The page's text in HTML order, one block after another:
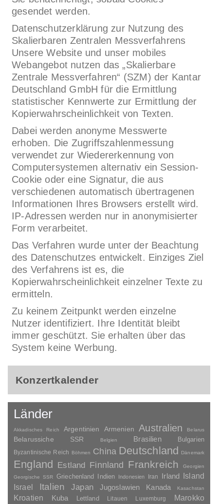
gesendet werden.
Datenschutzerklärung zur Nutzung des
Skalierbaren Zentralen Messverfahrens
Unsere Website und unser mobiles
Webangebot nutzen das „Skalierbare
Zentrale Messverfahren“ (SZM) der Kantar
Deutschland GmbH für die Ermittlung
statistischer Kennwerte zur Ermittlung der
Kopierwahrscheinlichkeit von Texten.
Dabei werden anonyme Messwerte
erhoben. Die Zugriffszahlenmessung
verwendet zur Wiedererkennung von
Computersystemen alternativ ein Session-
Cookie oder eine Signatur, die aus
verschiedenen automatisch übertragenen
Informationen Ihres Browsers erstellt wird.
IP-Adressen werden nur in anonymisierter
Form verarbeitet.
Das Verfahren wurde unter der Beachtung
des Datenschutzes entwickelt. Einziges Ziel
des Verfahrens ist es, die
Kopierwahrscheinlichkeit einzelner Texte zu
ermitteln.
Zu keinem Zeitpunkt werden einzelne
Nutzer identifiziert. Ihre Identität bleibt
immer geschützt. Sie erhalten über das
System keine Werbung.
Konzertkalender
Länder
Akkadisches Reich Argentinien Armenien Australien Belarus
Belarussiche SSR Belgien Brasilien Bulgarien
Byzantinische Reich Böhmen China Deutschland Dänemark
England Estland Finnland Frankreich
Georgien
Georgische SSR
Griechenland Indien Indonesien Iran Irland
Island
Israel
Italien Japan Jugoslawien Kanada Kasachstan
Kroatien Kuba Lettland Litauen Luxemburg Marokko